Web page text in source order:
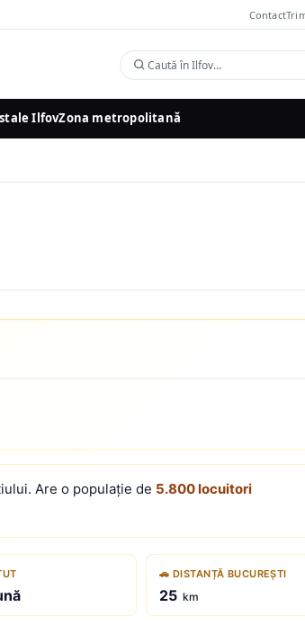
Contact
Caută
în
Ilfov
IlfovZona metropolitană
Are o populație de 5.800 locuitori
🚗 DISTANȚĂ BUCUREȘTI
25 km